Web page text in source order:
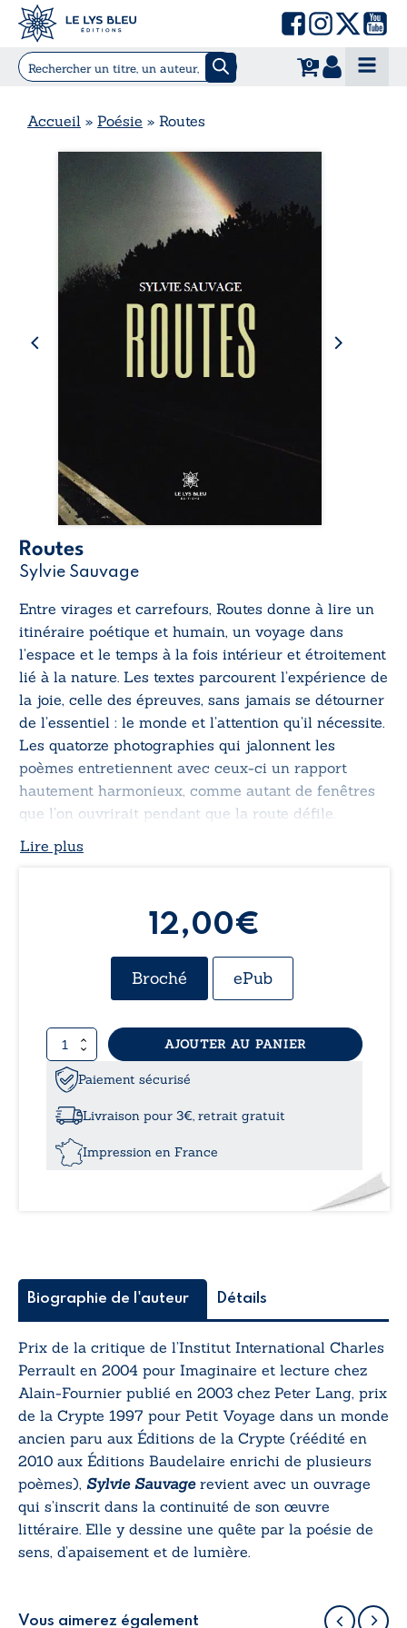
0
Accueil » Poésie » Routes
Routes
Sylvie Sauvage
Entre virages et carrefours, Routes donne à lire un
itinéraire poétique et humain, un voyage dans
l’espace et le temps à la fois intérieur et étroitement
lié à la nature. Les textes parcourent l’expérience de
la joie, celle des épreuves, sans jamais se détourner
de l’essentiel : le monde et l’attention qu’il nécessite.
Les quatorze photographies qui jalonnent les
poèmes entretiennent avec ceux-ci un rapport
hautement harmonieux, comme autant de fenêtres
que l’on ouvrirait pendant que la route défile.
Lire plus
12,00€
Broché ePub
quantité
de
Routes
AJOUTER AU PANIER
Paiement sécurisé
Livraison pour 3€, retrait gratuit
Impression en France
Biographie de l'auteur Détails
Prix de la critique de l’Institut International Charles
Perrault en 2004 pour Imaginaire et lecture chez
Alain-Fournier publié en 2003 chez Peter Lang, prix
de la Crypte 1997 pour Petit Voyage dans un monde
ancien paru aux Éditions de la Crypte (réédité en
2010 aux Éditions Baudelaire enrichi de plusieurs
poèmes), Sylvie Sauvagerevient avec un ouvrage
qui s’inscrit dans la continuité de son œuvre
littéraire. Elle y dessine une quête par la poésie de
sens, d’apaisement et de lumière.
Vous aimerez également